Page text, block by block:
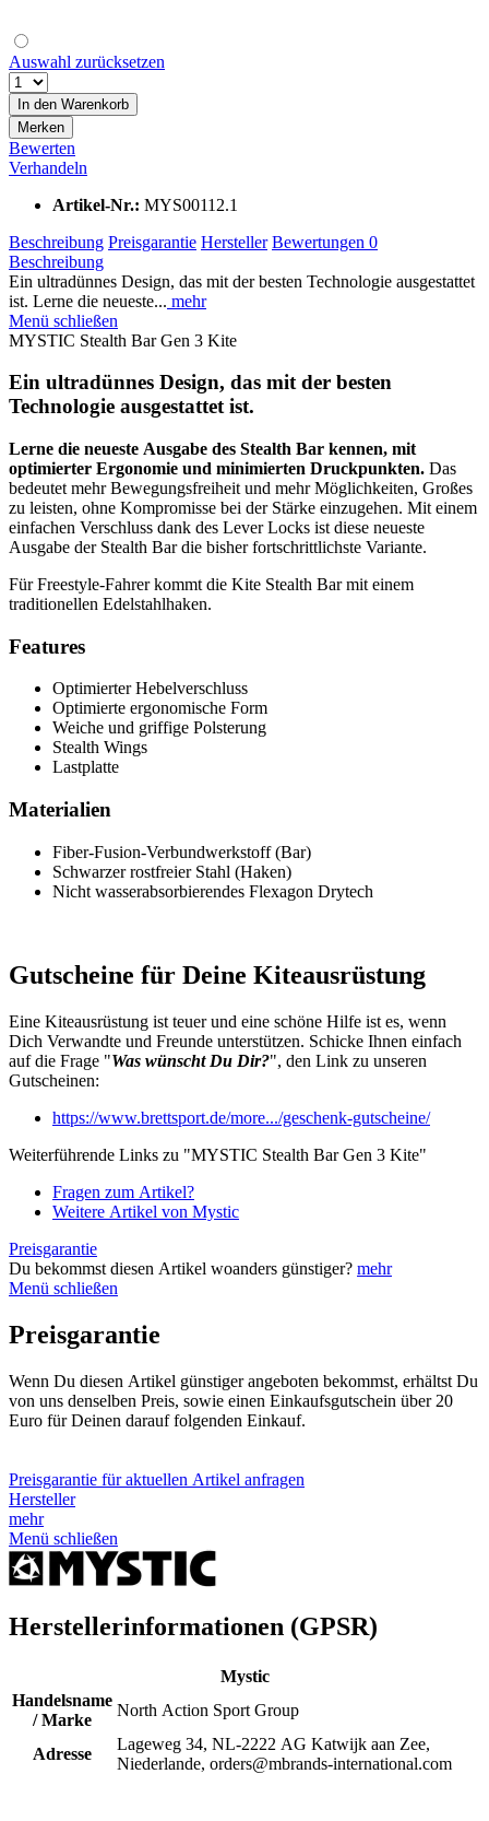
Auswahl zurücksetzen
In den Warenkorb
Merken
Bewerten
Verhandeln
Artikel-Nr.: MYS00112.1
Beschreibung Preisgarantie Hersteller Bewertungen 0
Beschreibung
Ein ultradünnes Design, das mit der besten Technologie ausgestattet
ist. Lerne die neueste... mehr
Menü schließen
MYSTIC Stealth Bar Gen 3 Kite
Ein ultradünnes Design, das mit der besten
Technologie ausgestattet ist.
Lerne die neueste Ausgabe des Stealth Bar kennen, mit
optimierter Ergonomie und minimierten Druckpunkten. Das
bedeutet mehr Bewegungsfreiheit und mehr Möglichkeiten, Großes
zu leisten, ohne Kompromisse bei der Stärke einzugehen. Mit einem
einfachen Verschluss dank des Lever Locks ist diese neueste
Ausgabe der Stealth Bar die bisher fortschrittlichste Variante.
Für Freestyle-Fahrer kommt die Kite Stealth Bar mit einem
traditionellen Edelstahlhaken.
Features
Optimierter Hebelverschluss
Optimierte ergonomische Form
Weiche und griffige Polsterung
Stealth Wings
Lastplatte
Materialien
Fiber-Fusion-Verbundwerkstoff (Bar)
Schwarzer rostfreier Stahl (Haken)
Nicht wasserabsorbierendes Flexagon Drytech
Gutscheine für Deine Kiteausrüstung
Eine Kiteausrüstung ist teuer und eine schöne Hilfe ist es, wenn
Dich Verwandte und Freunde unterstützen. Schicke Ihnen einfach
auf die Frage "Was wünscht Du Dir?", den Link zu unseren
Gutscheinen:
https://www.brettsport.de/more.../geschenk-gutscheine/
Weiterführende Links zu "MYSTIC Stealth Bar Gen 3 Kite"
Fragen zum Artikel?
Weitere Artikel von Mystic
Preisgarantie
Du bekommst diesen Artikel woanders günstiger? mehr
Menü schließen
Preisgarantie
Wenn Du diesen Artikel günstiger angeboten bekommst, erhältst Du
von uns denselben Preis, sowie einen Einkaufsgutschein über 20
Euro für Deinen darauf folgenden Einkauf.
Preisgarantie für aktuellen Artikel anfragen
Hersteller
mehr
Menü schließen
Herstellerinformationen (GPSR)
Mystic
Handelsname
/ Marke
North Action Sport Group
Adresse
Lageweg 34, NL-2222 AG Katwijk aan Zee,
Niederlande, orders@mbrands-international.com